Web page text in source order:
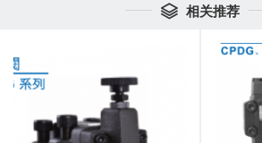
 相关推荐